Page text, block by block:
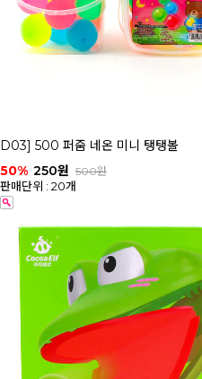
D03] 500 퍼줌 네온 미니 탱탱볼
50% 250원 500원
판매단위 : 20개